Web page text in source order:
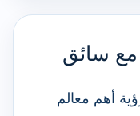
مع سائق
أهم معالم